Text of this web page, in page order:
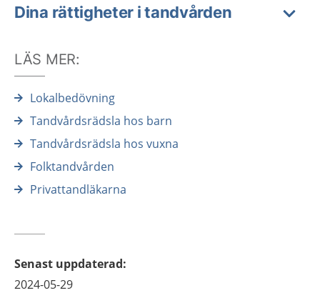
Dina rättigheter i tandvården
LÄS MER:
Lokalbedövning
Tandvårdsrädsla hos barn
Tandvårdsrädsla hos vuxna
Folktandvården
Privattandläkarna
Senast uppdaterad:
2024-05-29